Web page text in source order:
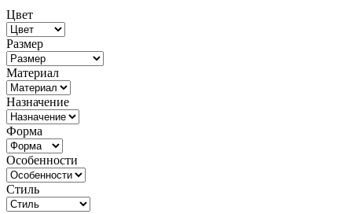
Цвет
Размер
Материал
Назначение
Форма
Особенности
Стиль